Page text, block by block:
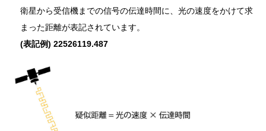
衛星から受信機までの信号の伝達時間に、光の速度をかけて求
まった距離が表記されています。
(表記例) 22526119.487